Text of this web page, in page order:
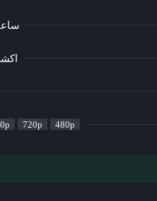
2 ساعت و
720p 480p